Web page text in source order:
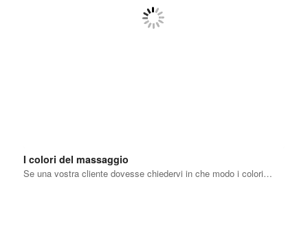
I colori del massaggio
Se una vostra cliente dovesse chiedervi in che modo i colori…